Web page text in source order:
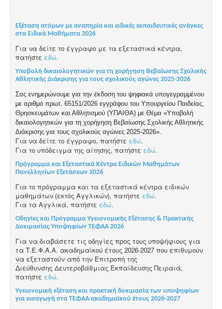
Εξέταση ατόμων με αναπηρία και ειδικές εκπαιδευτικές ανάγκες
στα Ειδικά Μαθήματα 2026
Για να δείτε το έγγραφο με τα εξεταστικά κέντρα,
πατήστε εδώ.
Υποβολή δικαιολογητικών για τη χορήγηση Βεβαίωσης Σχολικής
Αθλητικής Διάκρισης για τους σχολικούς αγώνες 2025-2026
Σας ενημερώνουμε για την έκδοση του ψηφιακά υπογεγραμμένου
με αριθμό πρωτ. 65151/2026 εγγράφου του Υπουργείου Παιδείας,
Θρησκευμάτων και Αθλητισμού (ΥΠΑΙΘΑ) με Θέμα «Υποβολή
δικαιολογητικών για τη χορήγηση Βεβαίωσης Σχολικής Αθλητικής
Διάκρισης για τους σχολικούς αγώνες 2025-2026».
Για να δείτε το έγγραφο, πατήστε εδώ.
Για το υπόδειγμα της αίτησης, πατήστε εδώ.
Πρόγραμμα και Εξεταστικά Κέντρα Ειδικών Μαθημάτων
Πανελληνίων Εξετάσεων 2026
Για το πρόγραμμα και τα εξεταστικά κέντρα ειδικών
μαθημάτων (εκτός Αγγλικών), πατήστε εδώ.
Για τα Αγγλικά, πατήστε εδώ.
Οδηγίες και Πρόγραμμα Υγειονομικής Εξέτασης & Πρακτικής
Δοκιμασίας Υποψηφίων ΤΕΦΑΑ 2026
Για να διαβάσετε τις οδηγίες προς τους υποψήφιους για
τα Τ.Ε.Φ.Α.Α. ακαδημαϊκού έτους 2026-2027 που επιθυμούν
να εξεταστούν από την Επιτροπή της
Διεύθυνσης Δευτεροβάθμιας Εκπαίδευσης Πειραιά,
πατήστε εδώ.
Yγειονομική εξέταση και πρακτική δοκιμασία των υποψηφίων
για εισαγωγή στα ΤΕΦΑΑ ακαδημαϊκού έτους 2026-2027